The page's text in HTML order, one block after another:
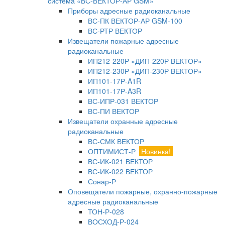
Приборы адресные радиоканальные
ВС-ПК ВЕКТОР-АР GSM-100
ВС-РТР ВЕКТОР
Извещатели пожарные адресные
радиоканальные
ИП212-220Р «ДИП-220Р ВЕКТОР»
ИП212-230Р «ДИП-230Р ВЕКТОР»
ИП101-17Р-A1R
ИП101-17Р-A3R
ВС-ИПР-031 ВЕКТОР
ВС-ПИ ВЕКТОР
Извещатели охранные адресные
радиоканальные
ВС-СМК ВЕКТОР
ОПТИМИСТ-Р Новинка!
ВС-ИК-021 ВЕКТОР
ВС-ИК-022 ВЕКТОР
Сонар-Р
Оповещатели пожарные, охранно-пожарные
адресные радиоканальные
ТОН-Р-028
ВОСХОД-Р-024